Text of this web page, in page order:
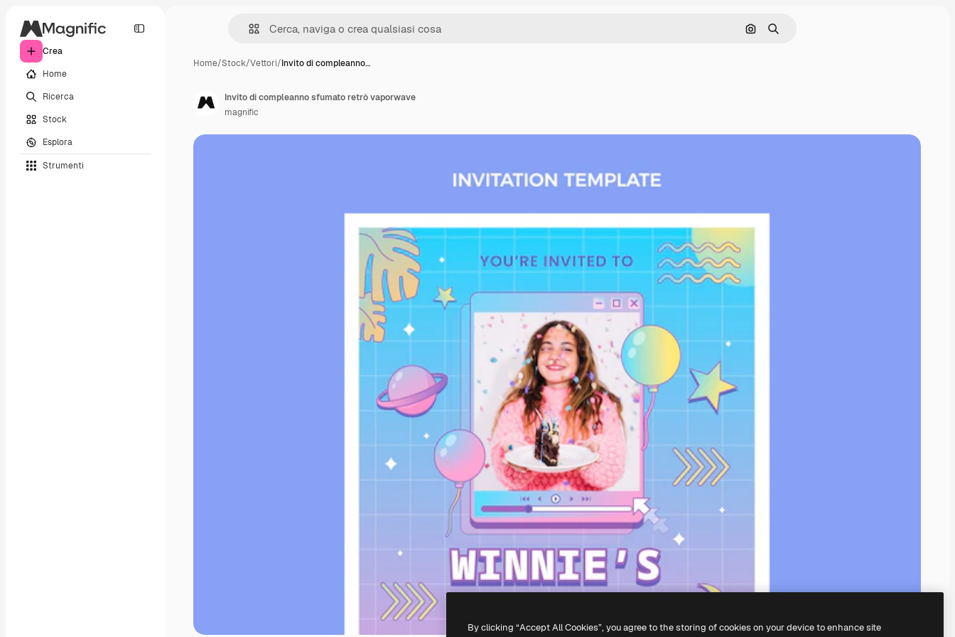
Crea
Home
Ricerca
Stock
Esplora
Strumenti
Cerca per immagine
Ricerca
Home/Stock/Vettori/Invito di compleanno…
Invito di compleanno sfumato retrò vaporwave
magnific
By clicking “Accept All Cookies”, you agree to the storing of cookies on your device to enhance site